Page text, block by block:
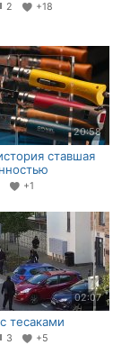
2 +18
20:58
ставшая
+1
02:07
тесаками
3 +5